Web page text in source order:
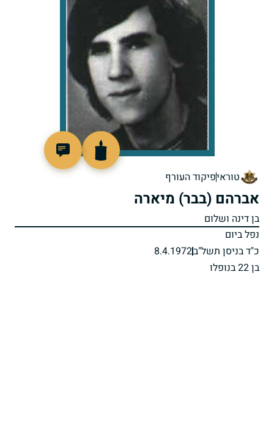
טוראיפיקוד העורף
אברהם (בבר) מיארה
בן דינה ושלום
נפל ביום
כ"ד בניסן תשל"ב8.4.1972
בן 22 בנופלו